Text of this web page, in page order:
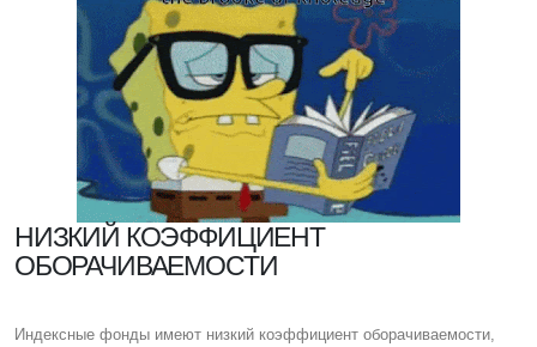
НИЗКИЙ КОЭФФИЦИЕНТ
ОБОРАЧИВАЕМОСТИ
Индексные фонды имеют низкий коэффициент оборачиваемости,